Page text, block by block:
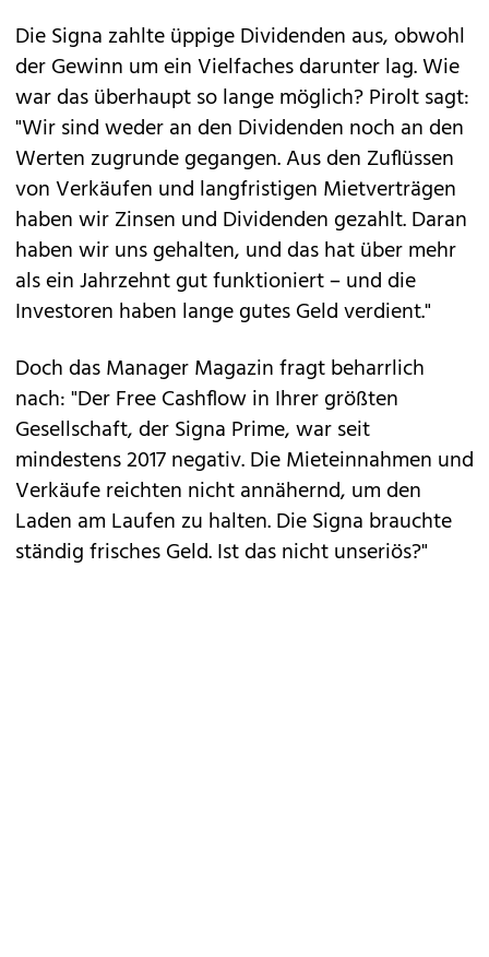
Die Signa zahlte üppige Dividenden aus, obwohl
der Gewinn um ein Vielfaches darunter lag. Wie
war das überhaupt so lange möglich? Pirolt sagt:
"Wir sind weder an den Dividenden noch an den
Werten zugrunde gegangen. Aus den Zuflüssen
von Verkäufen und langfristigen Mietverträgen
haben wir Zinsen und Dividenden gezahlt. Daran
haben wir uns gehalten, und das hat über mehr
als ein Jahrzehnt gut funktioniert – und die
Investoren haben lange gutes Geld verdient."
Doch das Manager Magazin fragt beharrlich
nach: "Der Free Cashflow in Ihrer größten
Gesellschaft, der Signa Prime, war seit
mindestens 2017 negativ. Die Mieteinnahmen und
Verkäufe reichten nicht annähernd, um den
Laden am Laufen zu halten. Die Signa brauchte
ständig frisches Geld. Ist das nicht unseriös?"